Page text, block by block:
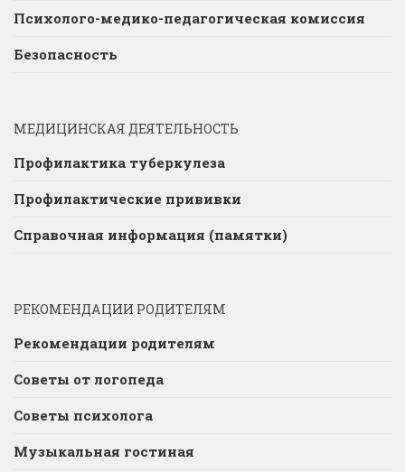
Психолого-медико-педагогическая комиссия
Безопасность
МЕДИЦИНСКАЯ ДЕЯТЕЛЬНОСТЬ
Профилактика туберкулеза
Профилактические прививки
Справочная информация (памятки)
РЕКОМЕНДАЦИИ РОДИТЕЛЯМ
Рекомендации родителям
Советы от логопеда
Советы психолога
Музыкальная гостиная